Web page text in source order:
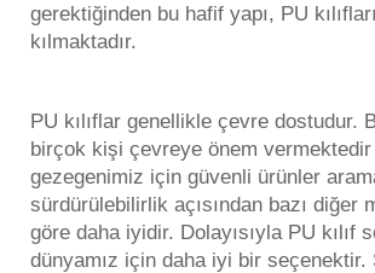
gerektiğinden bu hafif yapı, PU
kılmaktadır.
PU kılıflar genellikle çevre dostudur.
birçok kişi çevreye önem
gezegenimiz için güvenli ürünler
sürdürülebilirlik açısından bazı diğer
göre daha iyidir. Dolayısıyla PU kılıf
dünyamız için daha iyi bir seçenektir.